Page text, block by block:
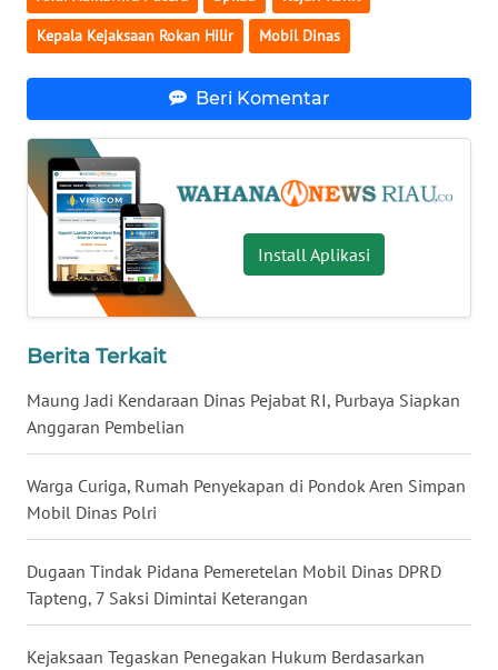
Kepala Kejaksaan Rokan Hilir Mobil Dinas
Beri Komentar
Install Aplikasi
Berita Terkait
Maung Jadi Kendaraan Dinas Pejabat RI, Purbaya Siapkan
Anggaran Pembelian
Warga Curiga, Rumah Penyekapan di Pondok Aren Simpan
Mobil Dinas Polri
Dugaan Tindak Pidana Pemeretelan Mobil Dinas DPRD
Tapteng, 7 Saksi Dimintai Keterangan
Kejaksaan Tegaskan Penegakan Hukum Berdasarkan
WN
LAMPUNG
JATENG
WN
NUSANTARA
WN
JOGJA
WN
JATIM
WN
WN
KALTENG